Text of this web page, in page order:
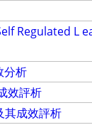
Regulated
分析
效評析
其成效評析